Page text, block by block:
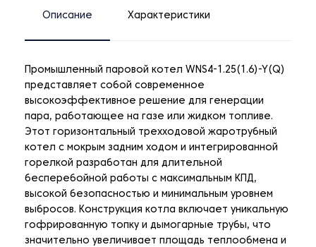
Описание Характеристики
Промышленный паровой котел WNS4-1.25(1.6)-Y(Q)
представляет собой современное
высокоэффективное решение для генерации
пара, работающее на газе или жидком топливе.
Этот горизонтальный трехходовой жаротрубный
котел с мокрым задним ходом и интегрированной
горелкой разработан для длительной
бесперебойной работы с максимальным КПД,
высокой безопасностью и минимальным уровнем
выбросов. Конструкция котла включает уникальную
гофрированную топку и дымогарные трубы, что
значительно увеличивает площадь теплообмена и